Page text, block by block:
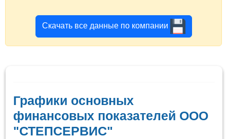
Скачать все данные по компании
Графики основных
финансовых показателей ООО
"СТЕПСЕРВИС"